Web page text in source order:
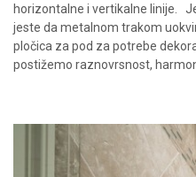
horizontalne i vertikalne linije.
jeste da metalnom trakom
pločica za pod za potrebe
postižemo raznovrsnost,